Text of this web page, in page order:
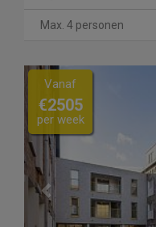
Max. 4 personen
Previous
Vanaf
€2505
per week